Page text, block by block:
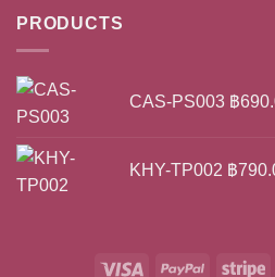
PRODUCTS
CAS-PS003 ฿
KHY-TP002 ฿